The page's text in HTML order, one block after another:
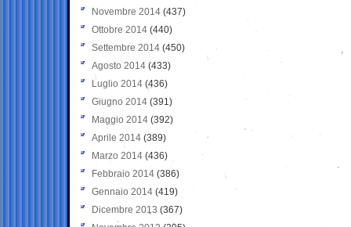
Novembre 2014 (437)
Ottobre 2014 (440)
Settembre 2014 (450)
Agosto 2014 (433)
Luglio 2014 (436)
Giugno 2014 (391)
Maggio 2014 (392)
Aprile 2014 (389)
Marzo 2014 (436)
Febbraio 2014 (386)
Gennaio 2014 (419)
Dicembre 2013 (367)